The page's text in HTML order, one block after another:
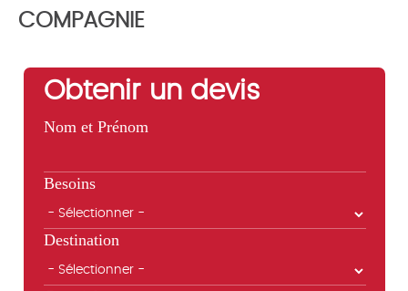
COMPAGNIE
Obtenir un devis
Nom et Prénom
Besoins
Destination